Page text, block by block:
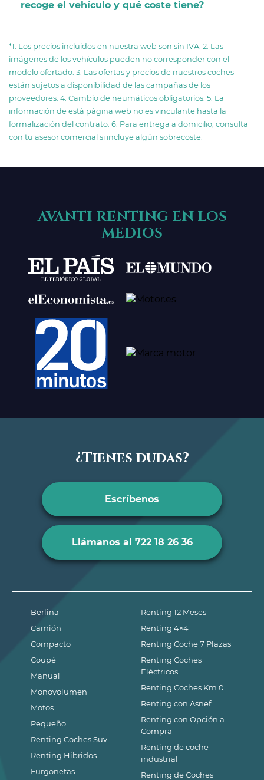
recoge el vehículo y qué coste tiene?
*1. Los precios incluidos en nuestra web son sin IVA. 2. Las
imágenes de los vehículos pueden no corresponder con el
modelo ofertado. 3. Las ofertas y precios de nuestros coches
están sujetos a disponibilidad de las campañas de los
proveedores. 4. Cambio de neumáticos obligatorios. 5. La
información de está página web no es vinculante hasta la
formalización del contrato. 6. Para entrega a domicilio, consulta
con tu asesor comercial si incluye algún sobrecoste.
AVANTI RENTING EN LOS
MEDIOS
¿Tienes dudas?
Escríbenos
Llámanos al 722 18 26 36
Berlina
Camión
Compacto
Coupé
Manual
Monovolumen
Motos
Pequeño
Renting Coches Suv
Renting Híbridos
Furgonetas
Renting 12 Meses
Renting 4×4
Renting Coche 7 Plazas
Renting Coches
Eléctricos
Renting Coches Km 0
Renting con Asnef
Renting con Opción a
Compra
Renting de coche
industrial
Renting de Coches